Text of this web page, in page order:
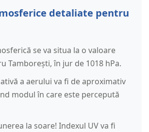
detaliate pentru
se va situa la o valoare
Tamborești, în jur de 1018 hPa.
a aerului va fi de aproximativ
modul în care este percepută
la soare! Indexul UV va fi